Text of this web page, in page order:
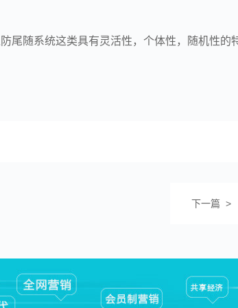
尾随系统这类具有灵活性，个体性，随机性的
下一篇 >